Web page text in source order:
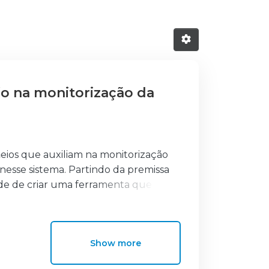
na monitorização da
que auxiliam na monitorização
sistema. Partindo da premissa
de criar uma ferramenta que
permitindo avaliar efetivamente
de acordo. Desta forma, este
Show more